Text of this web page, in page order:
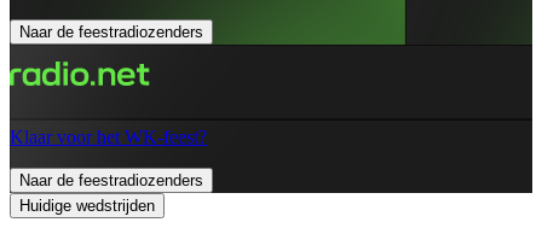
Naar de feestradiozenders
Klaar voor het WK-feest?
Naar de feestradiozenders
Huidige wedstrijden